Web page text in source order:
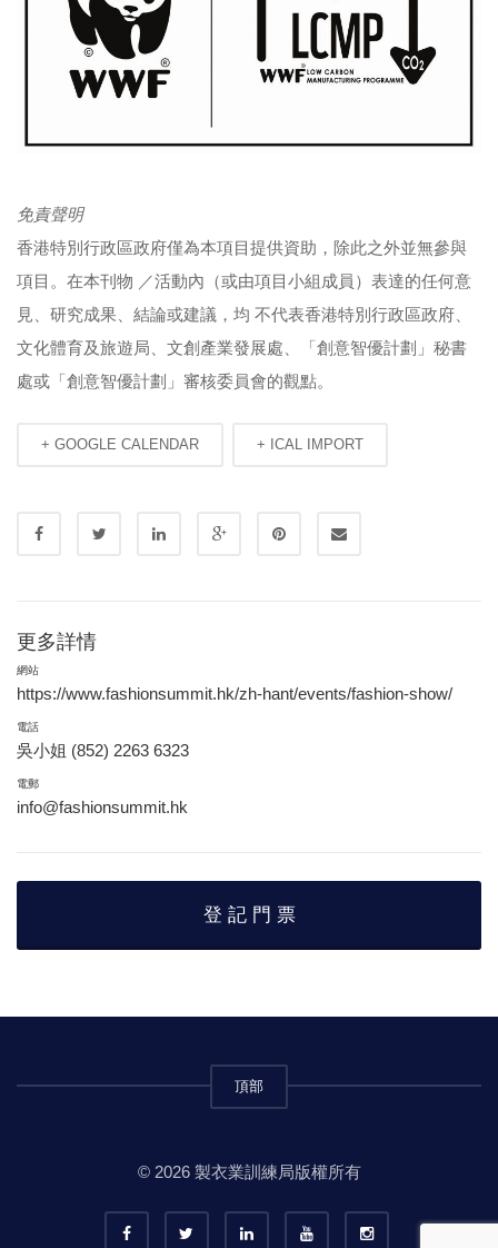
免責聲明
香港特別行政區政府僅為本項目提供資助，除此之外並無參與
項目。在本刊物 ／活動內（或由項目小組成員）表達的任何意
見、研究成果、結論或建議，均 不代表香港特別行政區政府、
文化體育及旅遊局、文創產業發展處、「創意智優計劃」秘書
處或「創意智優計劃」審核委員會的觀點。
+ GOOGLE CALENDAR + ICAL IMPORT
更多詳情
網站
https://www.fashionsummit.hk/zh-hant/events/fashion-show/
電話
吳小姐 (852) 2263 6323
電郵
info@fashionsummit.hk
登 記 門 票
頂部
© 2026 製衣業訓練局版權所有